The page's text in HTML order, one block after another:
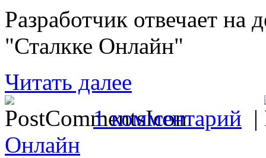
Разработчик отвечает на
"Сталкке Онлайн"
Читать далее
1 комментарий |
Онлайн